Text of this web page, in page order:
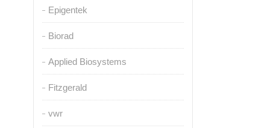
Epigentek
Biorad
Applied Biosystems
Fitzgerald
vwr